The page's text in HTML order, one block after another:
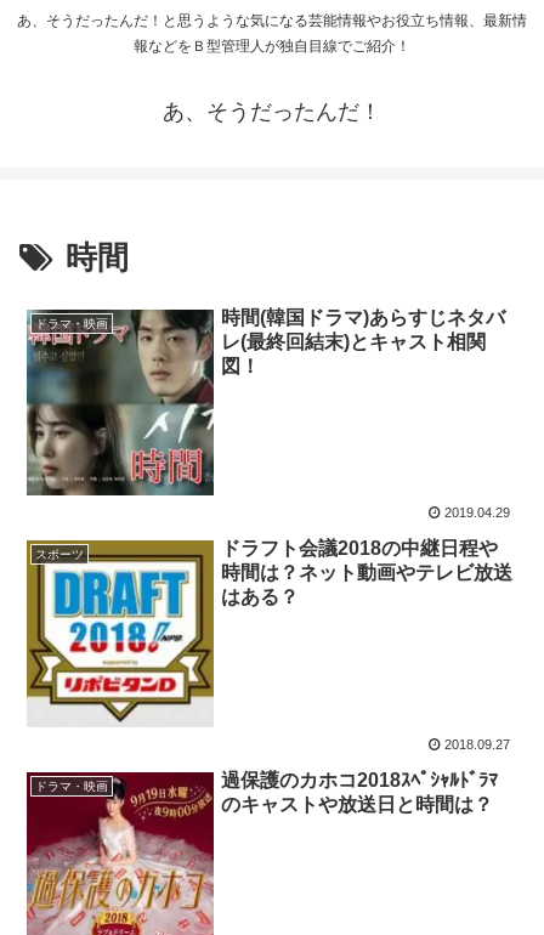
あ、そうだったんだ！と思うような気になる芸能情報やお役立ち情報、最新情
報などをＢ型管理人が独自目線でご紹介！
あ、そうだったんだ！
時間
ドラマ・映画
時間(韓国ドラマ)あらすじネタバ
レ(最終回結末)とキャスト相関
図！
2019.04.29
スポーツ
ドラフト会議2018の中継日程や
時間は？ネット動画やテレビ放送
はある？
2018.09.27
ドラマ・映画
過保護のカホコ2018ｽﾍﾟｼｬﾙﾄﾞﾗﾏ
のキャストや放送日と時間は？